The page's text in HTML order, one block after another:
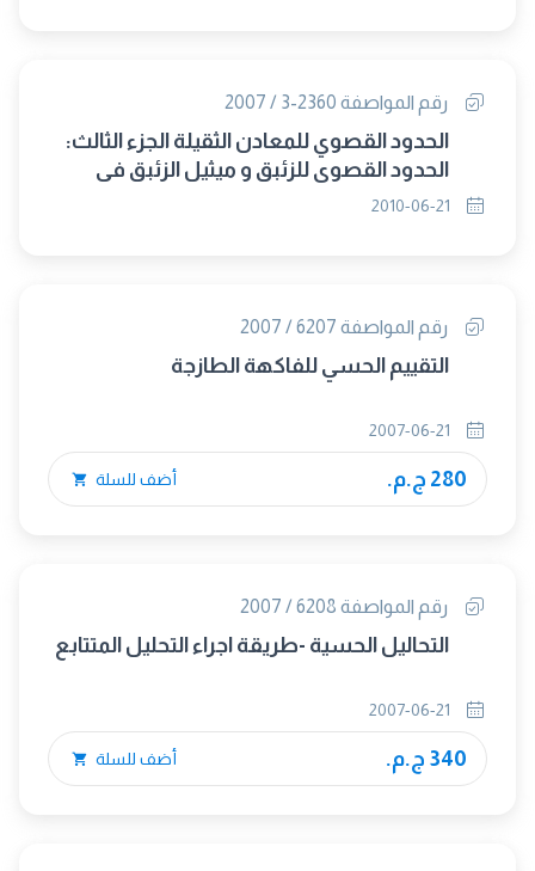
رقم المواصفة 2360-3 / 2007
الحدود القصوي للمعادن الثقيلة الجزء الثالث:
الحدود القصوي للزئبق و ميثيل الزئبق في
الاغذية
رقم المواصفة 6207 / 2007
التقييم الحسي للفاكهة الطازجة
280 ج.م. أضف للسلة
رقم المواصفة 6208 / 2007
التحاليل الحسية -طريقة اجراء التحليل المتتابع
340 ج.م. أضف للسلة